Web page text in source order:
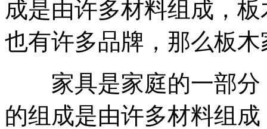
成是由许多材料组成，
也有许多品牌，那么板
家具是家庭的一部分
的组成是由许多材料组